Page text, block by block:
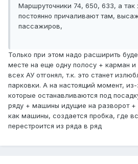
Маршруточники 74, 650, 633, а так
постоянно причаливают там,
пассажиров,
Только при этом надо расширить
месте на еще одну полосу + карман и
всех АУ отгонял, т.к. это станет
парковки. А на настоящий момент,
которые останавливаются под
ряду + машины идущие на разворот +
как машины, создается пробка, где
перестроится из ряда в ряд